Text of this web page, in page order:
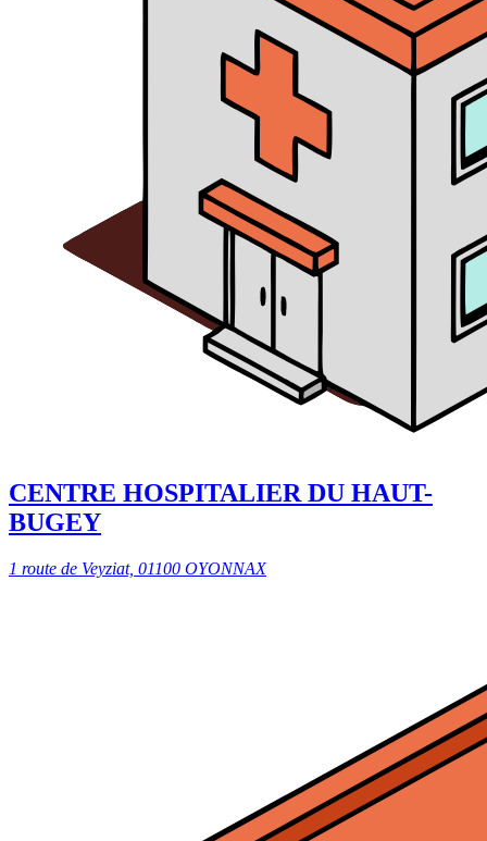
CENTRE HOSPITALIER DU HAUT-
BUGEY
1 route de Veyziat, 01100 OYONNAX